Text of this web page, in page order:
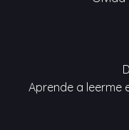
Aprende a leerme